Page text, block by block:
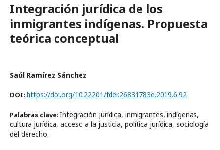
Integración jurídica de los
inmigrantes indígenas. Propuesta
teórica conceptual
Saúl Ramírez Sánchez
DOI: https://doi.org/10.22201/fder.26831783e.2019.6.92
Palabras clave: Integración jurídica, inmigrantes, indígenas,
cultura jurídica, acceso a la justicia, política jurídica, sociología
del derecho.